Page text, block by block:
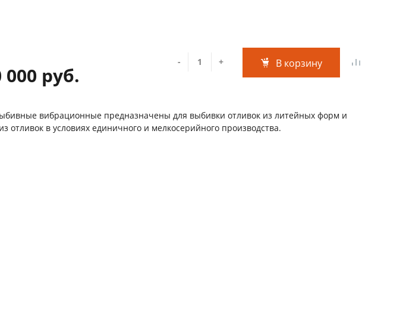
Кингисеппский, с.п.
Большое
Куземкино, мкр
Центральный, д. 12,
000 руб.
- + В корзину
вибрационные предназначены для выбивки отливок из литейных форм и
отливок в условиях единичного и мелкосерийного производства.